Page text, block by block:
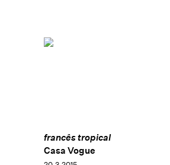
francês tropical
Casa Vogue